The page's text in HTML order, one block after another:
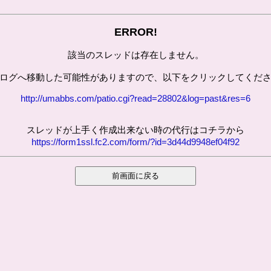
ERROR!
該当のスレッドは存在しません。
グへ移動した可能性がありますので、以下をクリックしてくだ
http://umabbs.com/patio.cgi?read=28802&log=past&res=6
スレッドが上手く作成出来ない時の代行はコチラから
https://form1ssl.fc2.com/form/?id=3d44d9948ef04f92